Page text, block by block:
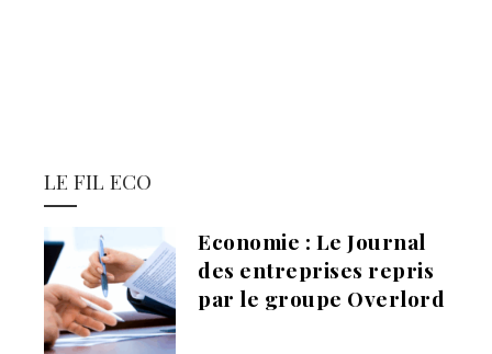
LE FIL ECO
Economie : Le Journal
des entreprises repris
par le groupe Overlord